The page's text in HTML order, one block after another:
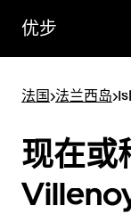
优步
法国>法兰西岛>
现在或